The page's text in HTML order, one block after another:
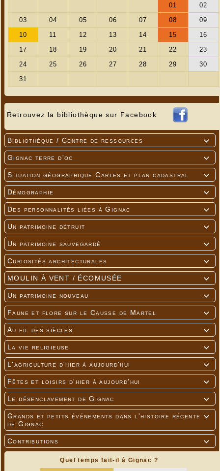
Retrouvez la bibliothèque sur Facebook

Bibliothèque / Centre de ressources

Gignac terre d'oc

Situation géographique Cartes et plan cadastral

Démographie

Des personnalités liées à Gignac

Un patrimoine détruit

Un patrimoine sauvegardé

Curiosités architecturales

MOULIN À VENT / ÉCOMUSÉE

Un patrimoine nouveau

Faune et flore sur le Causse de Martel

Au fil des siècles

La vie religieuse

L'agriculture d'hier à aujourd'hui

Fêtes et loisirs d'hier à aujourd'hui

Le désenclavement de Gignac

Grands et petits événements dans l'histoire récente
de Gignac

Contributions
Quel temps fait-il à Gignac ?